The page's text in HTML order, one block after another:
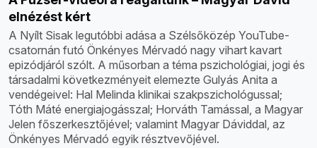
elnézést kért
A Nyílt Sisak legutóbbi adása a Szélsőközép YouTube-
csatornán futó Önkényes Mérvadó nagy vihart kavart
epizódjáról szólt. A műsorban a téma pszichológiai, jogi és
társadalmi következményeit elemezte Gulyás Anita a
vendégeivel: Hal Melinda klinikai szakpszichológussal;
Tóth Máté energiajogásszal; Horváth Tamással, a Magyar
Jelen főszerkesztőjével; valamint Magyar Dáviddal, az
Önkényes Mérvadó egyik résztvevőjével.